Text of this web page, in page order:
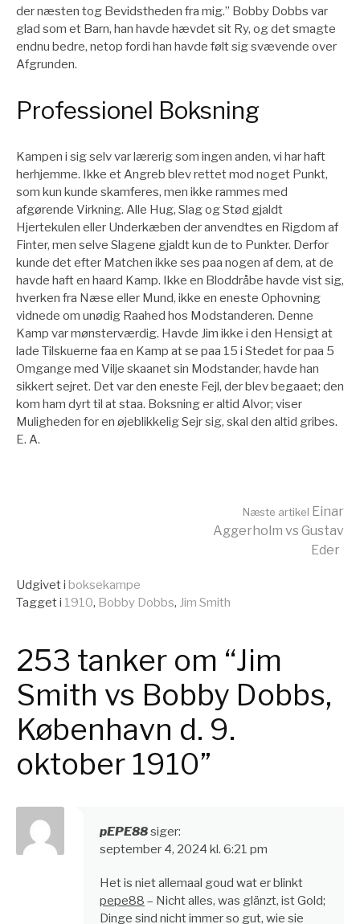
der næsten tog Bevidstheden fra mig.” Bobby Dobbs var
glad som et Barn, han havde hævdet sit Ry, og det smagte
endnu bedre, netop fordi han havde følt sig svævende over
Afgrunden.
Professionel Boksning
Kampen i sig selv var lærerig som ingen anden, vi har haft
herhjemme. Ikke et Angreb blev rettet mod noget Punkt,
som kun kunde skamferes, men ikke rammes med
afgørende Virkning. Alle Hug, Slag og Stød gjaldt
Hjertekulen eller Underkæben der anvendtes en Rigdom af
Finter, men selve Slagene gjaldt kun de to Punkter. Derfor
kunde det efter Matchen ikke ses paa nogen af dem, at de
havde haft en haard Kamp. Ikke en Bloddråbe havde vist sig,
hverken fra Næse eller Mund, ikke en eneste Ophovning
vidnede om unødig Raahed hos Modstanderen. Denne
Kamp var mønsterværdig. Havde Jim ikke i den Hensigt at
lade Tilskuerne faa en Kamp at se paa 15 i Stedet for paa 5
Omgange med Vilje skaanet sin Modstander, havde han
sikkert sejret. Det var den eneste Fejl, der blev begaaet; den
kom ham dyrt til at staa. Boksning er altid Alvor; viser
Muligheden for en øjeblikkelig Sejr sig, skal den altid gribes.
E. A.
videre
Næste artikel Einar
Aggerholm vs Gustav
Eder
Udgivet i boksekampe
Tagget i 1910, Bobby Dobbs, Jim Smith
253 tanker om “Jim
Smith vs Bobby Dobbs,
København d. 9.
oktober 1910”
pEPE88siger:
september 4, 2024 kl. 6:21 pm
Het is niet allemaal goud wat er blinkt
pepe88 – Nicht alles, was glänzt, ist Gold;
Dinge sind nicht immer so gut, wie sie